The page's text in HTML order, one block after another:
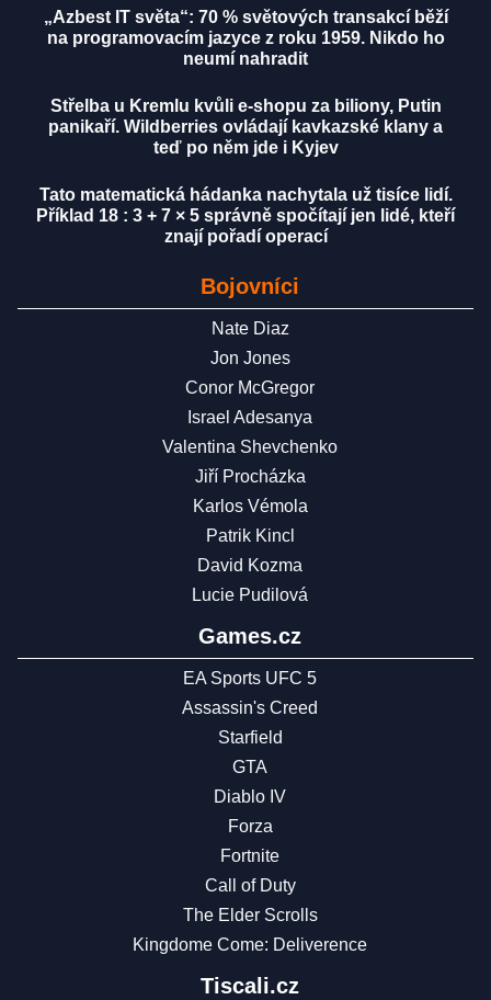
„Azbest IT světa“: 70 % světových transakcí běží
na programovacím jazyce z roku 1959. Nikdo ho
neumí nahradit
Střelba u Kremlu kvůli e-shopu za biliony, Putin
panikaří. Wildberries ovládají kavkazské klany a
teď po něm jde i Kyjev
Tato matematická hádanka nachytala už tisíce lidí.
Příklad 18 : 3 + 7 × 5 správně spočítají jen lidé, kteří
znají pořadí operací
Bojovníci
Nate Diaz
Jon Jones
Conor McGregor
Israel Adesanya
Valentina Shevchenko
Jiří Procházka
Karlos Vémola
Patrik Kincl
David Kozma
Lucie Pudilová
Games.cz
EA Sports UFC 5
Assassin's Creed
Starfield
GTA
Diablo IV
Forza
Fortnite
Call of Duty
The Elder Scrolls
Kingdome Come: Deliverence
Tiscali.cz